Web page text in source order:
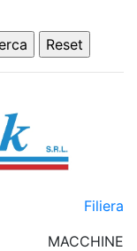
Filiera
MACCHINE